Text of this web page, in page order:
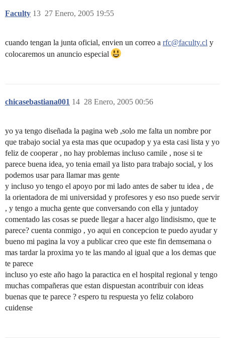
Faculty 27 Enero, 2005 19:55
13
cuando tengan la junta oficial, envien un correo a rfc@faculty.cl y
colocaremos un anuncio especial
chicasebastiana001 28 Enero, 2005 00:56
14
yo ya tengo diseñada la pagina web ,solo me falta un nombre por
que trabajo social ya esta mas que ocupadop y ya esta casi lista y yo
feliz de cooperar , no hay problemas incluso camile , nose si te
parece buena idea, yo tenia email ya listo para trabajo social, y los
podemos usar para llamar mas gente
y incluso yo tengo el apoyo por mi lado antes de saber tu idea , de
la orientadora de mi universidad y profesores y eso nso puede servir
, y tengo a mucha gente que conversando con ella y juntadoy
comentado las cosas se puede llegar a hacer algo lindisismo, que te
parece? cuenta conmigo , yo aqui en concepcion te puedo ayudar y
bueno mi pagina la voy a publicar creo que este fin demsemana o
mas tardar la proxima yo te las mando al igual que a los demas que
te parece
incluso yo este año hago la paractica en el hospital regional y tengo
muchas compañeras que estan dispuestan acontribuir con ideas
buenas que te parece ? espero tu respuesta yo feliz colaboro
cuidense